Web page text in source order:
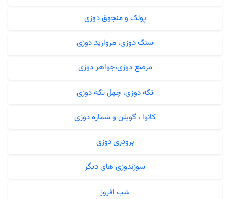
پولک و منجوق دوزی
سنگ دوزی، مروارید دوزی
مرصع دوزی،جواهر دوزی
تکه دوزی، چهل تکه دوزی
کانوا ، گوبلن و شماره دوزی
برودری دوزی
سوزندوزی های دیگر
شب افروز